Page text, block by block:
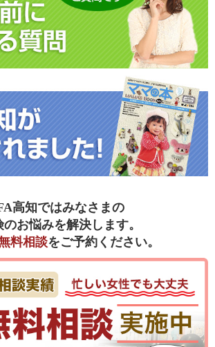
高知ではみなさまの
のお悩みを解決します。
料相談をご予約ください。